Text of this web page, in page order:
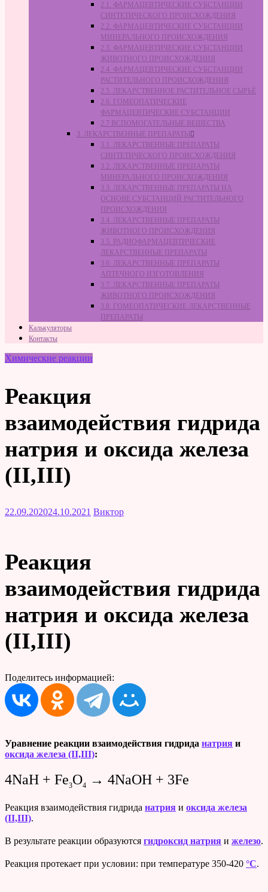
2.1. ФАРМАЦЕВТИЧЕСКИЕ СУБСТАНЦИИ
СИНТЕТИЧЕСКОГО ПРОИСХОЖДЕНИЯ
2.2. ФАРМАЦЕВТИЧЕСКИЕ СУБСТАНЦИИ
МИНЕРАЛЬНОГО ПРОИСХОЖДЕНИЯ
2.3. ФАРМАЦЕВТИЧЕСКИЕ СУБСТАНЦИИ
ЖИВОТНОГО ПРОИСХОЖДЕНИЯ
2.4. ФАРМАЦЕВТИЧЕСКИЕ СУБСТАНЦИИ
РАСТИТЕЛЬНОГО ПРОИСХОЖДЕНИЯ
2.5. ЛЕКАРСТВЕННОЕ РАСТИТЕЛЬНОЕ СЫРЬЁ
2.6. ГОМЕОПАТИЧЕСКИЕ
ФАРМАЦЕВТИЧЕСКИЕ СУБСТАНЦИИ
2.7 ВСПОМОГАТЕЛЬНЫЕ ВЕЩЕСТВА
3. ЛЕКАРСТВЕННЫЕ ПРЕПАРАТЫ
3.1. ЛЕКАРСТВЕННЫЕ ПРЕПАРАТЫ
СИНТЕТИЧЕСКОГО ПРОИСХОЖДЕНИЯ
3.2. ЛЕКАРСТВЕННЫЕ ПРЕПАРАТЫ
МИНЕРАЛЬНОГО ПРОИСХОЖДЕНИЯ
3.3. ЛЕКАРСТВЕННЫЕ ПРЕПАРАТЫ НА
ОСНОВЕ СУБСТАНЦИЙ РАСТИТЕЛЬНОГО
ПРОИСХОЖДЕНИЯ
3.4. ЛЕКАРСТВЕННЫЕ ПРЕПАРАТЫ
ЖИВОТНОГО ПРОИСХОЖДЕНИЯ
3.5. РАДИОФАРМАЦЕВТИЧЕСКИЕ
ЛЕКАРСТВЕННЫЕ ПРЕПАРАТЫ
3.6. ЛЕКАРСТВЕННЫЕ ПРЕПАРАТЫ
АПТЕЧНОГО ИЗГОТОВЛЕНИЯ
3.7. ЛЕКАРСТВЕННЫЕ ПРЕПАРАТЫ
ЖИВОТНОГО ПРОИСХОЖДЕНИЯ
3.8. ГОМЕОПАТИЧЕСКИЕ ЛЕКАРСТВЕННЫЕ
ПРЕПАРАТЫ
Калькуляторы
Контакты
Химические реакции
Реакция
взаимодействия гидрида
натрия и оксида железа
(II,III)
22.09.202024.10.2021 Виктор
Реакция
взаимодействия гидрида
натрия и оксида железа
(II,III)
Поделитесь информацией:
Уравнение реакции взаимодействия гидрида натрия и
оксида железа (II,III):
4NaH + Fe3O4 → 4NaOH + 3Fe
Реакция взаимодействия гидрида натрия и оксида железа
(II,III).
В результате реакции образуются гидроксид натрия и железо.
Реакция протекает при условии: при температуре 350-420 °C.